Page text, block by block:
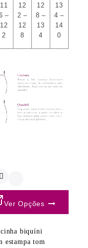
11
–
12
2
12
2 –
12
8
12
8 –
13
4
13
4 –
14
0
Ver Opções
biquíni
estampa tom